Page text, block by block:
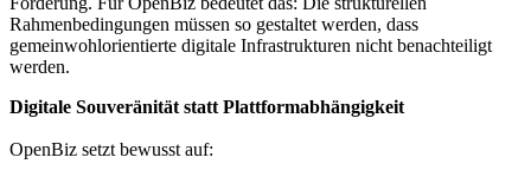
Rahmenbedingungen müssen so gestaltet werden, dass
gemeinwohlorientierte digitale Infrastrukturen nicht benachteiligt
werden.
Digitale Souveränität statt Plattformabhängigkeit
OpenBiz setzt bewusst auf: